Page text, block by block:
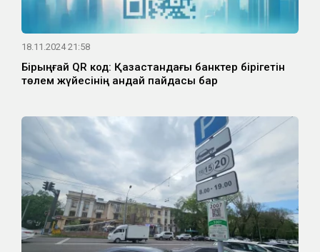
18.11.2024 21:58
Бірыңғай QR код: Қазақстандағы банктер бірігетін
төлем жүйесінің қандай пайдасы бар